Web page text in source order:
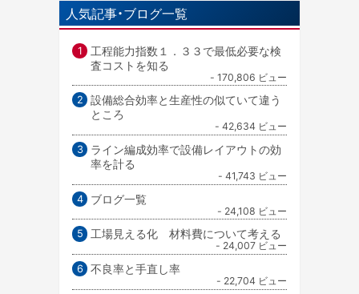
人気記事・ブログ一覧
工程能力指数１．３３で最低必要な検
査コストを知る
- 170,806 ビュー
設備総合効率と生産性の似ていて違う
ところ
- 42,634 ビュー
ライン編成効率で設備レイアウトの効
率を計る
- 41,743 ビュー
ブログ一覧
- 24,108 ビュー
工場見える化 材料費について考える
- 24,007 ビュー
不良率と手直し率
- 22,704 ビュー